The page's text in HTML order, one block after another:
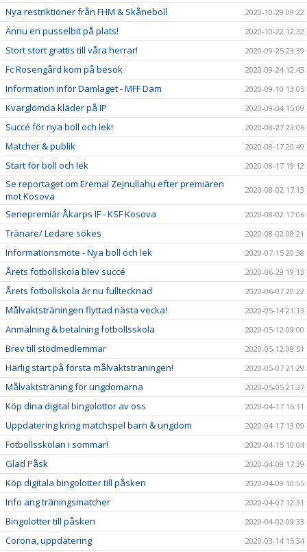
Nya restriktioner från FHM & Skåneboll 2020-10-29 09:22
Ännu en pusselbit på plats! 2020-10-22 12:32
Stort stort grattis till våra herrar! 2020-09-25 23:39
Fc Rosengård kom på besök 2020-09-24 12:43
Information inför Damlaget - MFF Dam 2020-09-10 13:05
Kvarglömda kläder på IP 2020-09-04 15:09
Succé för nya boll och lek! 2020-08-27 23:06
Matcher & publik 2020-08-17 20:49
Start för boll och lek 2020-08-17 19:12
Se reportaget om Eremal Zejnullahu efter premiären
mot Kosova
2020-08-02 17:13
Seriepremiär Åkarps IF - KSF Kosova 2020-08-02 17:06
Tränare/ Ledare sökes 2020-08-02 08:21
Informationsmöte - Nya boll och lek 2020-07-15 20:38
Årets fotbollskola blev succé 2020-06-29 19:13
Årets fotbollskola är nu fulltecknad 2020-06-07 20:22
Målvaktsträningen flyttad nästa vecka! 2020-05-14 21:13
Anmälning & betalning fotbollsskola 2020-05-12 09:00
Brev till stödmedlemmar 2020-05-12 08:51
Härlig start på första målvaktsträningen! 2020-05-07 21:29
Målvaktsträning för ungdomarna 2020-05-05 21:37
Köp dina digital bingolottor av oss 2020-04-17 16:11
Uppdatering kring matchspel barn & ungdom 2020-04-17 13:09
Fotbollsskolan i sommar! 2020-04-15 10:04
Glad Påsk 2020-04-09 17:39
Köp digitala bingolotter till påsken 2020-04-09 10:55
Info ang träningsmatcher 2020-04-07 12:31
Bingolotter till påsken 2020-04-02 09:33
Corona, uppdatering 2020-03-14 15:34